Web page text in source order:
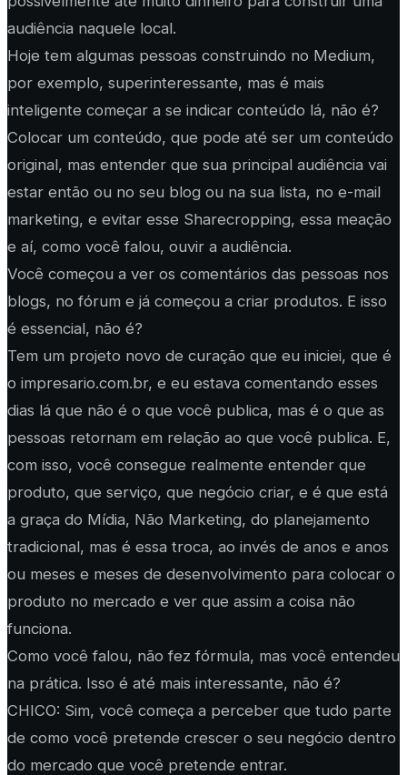
audiência naquele local.
Hoje tem algumas pessoas construindo no Medium,
por exemplo, superinteressante, mas é mais
inteligente começar a se indicar conteúdo lá, não é?
Colocar um conteúdo, que pode até ser um conteúdo
original, mas entender que sua principal audiência vai
estar então ou no seu blog ou na sua lista, no e-mail
marketing, e evitar esse Sharecropping, essa meação
e aí, como você falou, ouvir a audiência.
Você começou a ver os comentários das pessoas nos
blogs, no fórum e já começou a criar produtos. E isso
é essencial, não é?
Tem um projeto novo de curação que eu iniciei, que é
o impresario.com.br, e eu estava comentando esses
dias lá que não é o que você publica, mas é o que as
pessoas retornam em relação ao que você publica. E,
com isso, você consegue realmente entender que
produto, que serviço, que negócio criar, e é que está
a graça do Mídia, Não Marketing, do planejamento
tradicional, mas é essa troca, ao invés de anos e anos
ou meses e meses de desenvolvimento para colocar o
produto no mercado e ver que assim a coisa não
funciona.
Como você falou, não fez fórmula, mas você entendeu
na prática. Isso é até mais interessante, não é?
CHICO: Sim, você começa a perceber que tudo parte
de como você pretende crescer o seu negócio dentro
do mercado que você pretende entrar.